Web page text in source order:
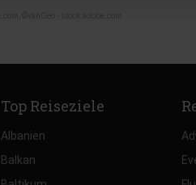
Top Reiseziele
Albanien
Balkan